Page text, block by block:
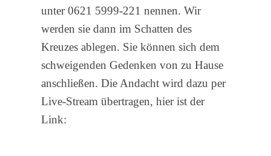
unter 0621 5999-221 nennen. Wir
werden sie dann im Schatten des
Kreuzes ablegen. Sie können sich dem
schweigenden Gedenken von zu Hause
anschließen. Die Andacht wird dazu per
Live-Stream übertragen, hier ist der
Link: